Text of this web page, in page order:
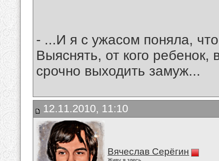
- ...И я с ужасом поняла,
Выяснять, от кого
срочно выходить замуж...
12.11.2010, 11:10
Вячеслав Серёгин